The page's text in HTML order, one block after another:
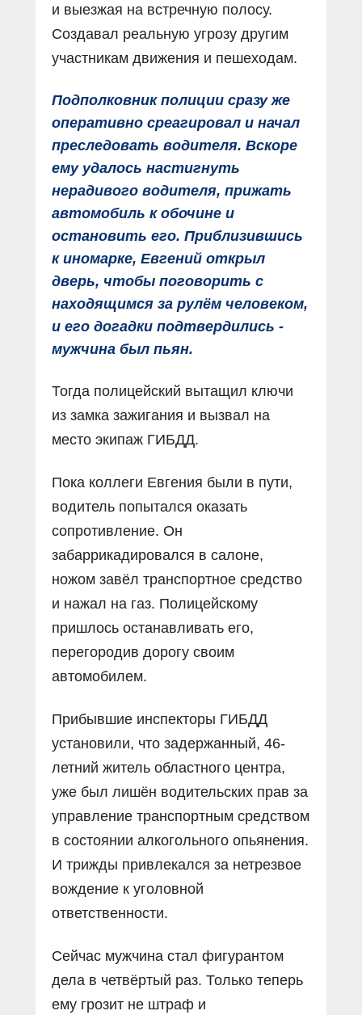
и выезжая на встречную полосу.
Создавал реальную угрозу другим
участникам движения и пешеходам.
Подполковник полиции сразу же
оперативно среагировал и начал
преследовать водителя. Вскоре
ему удалось настигнуть
нерадивого водителя, прижать
автомобиль к обочине и
остановить его. Приблизившись
к иномарке, Евгений открыл
дверь, чтобы поговорить с
находящимся за рулём человеком,
и его догадки подтвердились -
мужчина был пьян.
Тогда полицейский вытащил ключи
из замка зажигания и вызвал на
место экипаж ГИБДД.
Пока коллеги Евгения были в пути,
водитель попытался оказать
сопротивление. Он
забаррикадировался в салоне,
ножом завёл транспортное средство
и нажал на газ. Полицейскому
пришлось останавливать его,
перегородив дорогу своим
автомобилем.
Прибывшие инспекторы ГИБДД
установили, что задержанный, 46-
летний житель областного центра,
уже был лишён водительских прав за
управление транспортным средством
в состоянии алкогольного опьянения.
И трижды привлекался за нетрезвое
вождение к уголовной
ответственности.
Сейчас мужчина стал фигурантом
дела в четвёртый раз. Только теперь
ему грозит не штраф и